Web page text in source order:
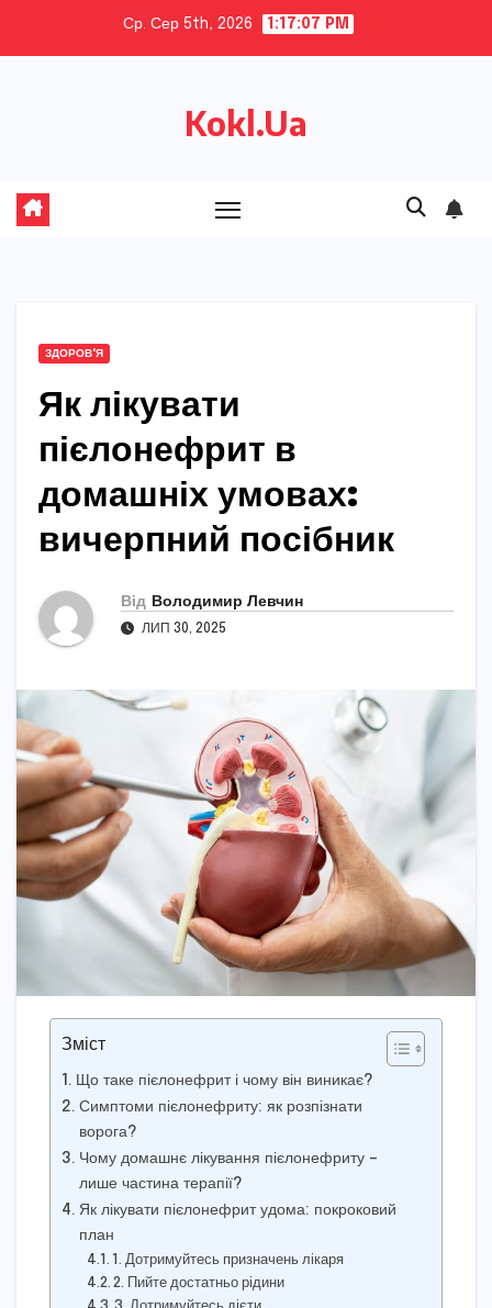
Ср. Сер 5th, 2026 1:17:09 PM
Kokl.Ua
ЗДОРОВ'Я
Як лікувати
пієлонефрит в
домашніх умовах:
вичерпний посібник
Від Володимир Левчин
ЛИП 30, 2025
Зміст
Що таке пієлонефрит і чому він виникає?
Симптоми пієлонефриту: як розпізнати
ворога?
Чому домашнє лікування пієлонефриту –
лише частина терапії?
Як лікувати пієлонефрит удома: покроковий
план
1. Дотримуйтесь призначень лікаря
2. Пийте достатньо рідини